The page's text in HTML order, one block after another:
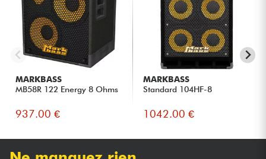
MARKBASS
MB58R 122 Energy 8 Ohms
937.00 €
MARKBASS
Standard 104HF-8
1042.00 €